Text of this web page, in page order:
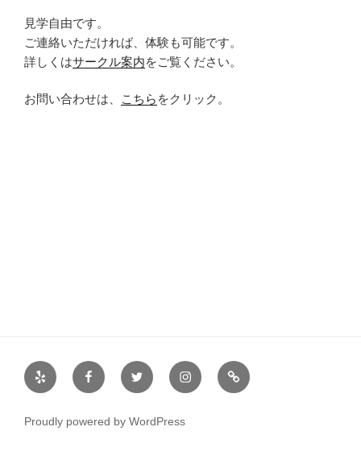
見学自由です。
ご連絡いただければ、体験も可能です。
詳しくはサークル案内をご覧ください。
お問い合わせは、 こちら をクリック。
Yelp FacebookTwitter Instagram
サ
ー
Proudly powered by WordPress